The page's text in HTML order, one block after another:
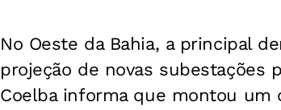
No Oeste da Bahia, a principal
projeção de novas subestações
Coelba informa que montou um